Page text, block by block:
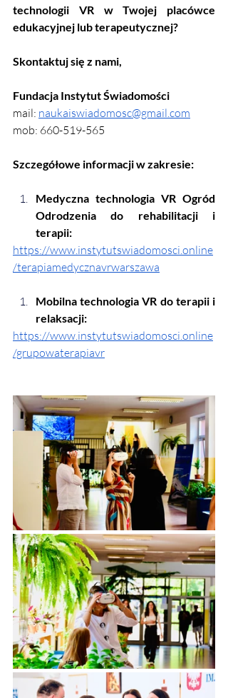
technologii VR w Twojej placówce
edukacyjnej lub terapeutycznej?
Skontaktuj się z nami,
Fundacja Instytut Świadomości
mail: naukaiswiadomosc@gmail.com
mob: 660-519-565
Szczegółowe informacji w zakresie:
Medyczna technologia VR Ogród
Odrodzenia do rehabilitacji i
terapii:
https://www.instytutswiadomosci.online
/terapiamedycznavrwarszawa
Mobilna technologia VR do terapii i
relaksacji:
https://www.instytutswiadomosci.online
/grupowaterapiavr